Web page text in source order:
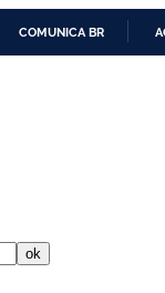
COMUNICA BR